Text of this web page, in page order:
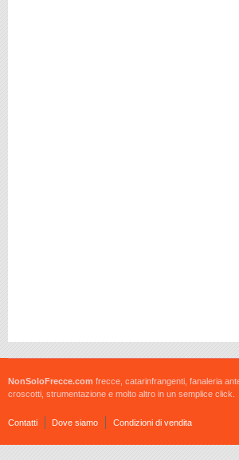
NonSoloFrecce.com frecce, catarinfrangenti, fanaleria
croscotti, strumentazione e molto altro in un semplice click.
Contatti Dove siamo Condizioni di vendita